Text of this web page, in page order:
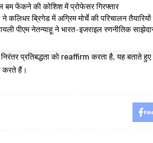
बम फेंकने की कोशिश में प्रोफेसर गिरफ्तार
ब्रिगेड में अग्रिम मोर्चे की परिचालन तैयारियों
पीएम नेतन्याहू ने भारत-इजराइल रणनीतिक
निरंतर प्रतिबद्धता को reaffirm करता है, यह बताते
करते हैं।